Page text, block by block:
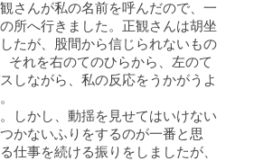
さんが私の名前を呼んだので、一
所へ行きました。正観さんは胡坐
たが、股間から信じられないもの
それを右のてのひらから、左のて
しながら、私の反応をうかがうよ
しかし、動揺を見せてはいけない
かないふりをするのが一番と思
仕事を続ける振りをしましたが、